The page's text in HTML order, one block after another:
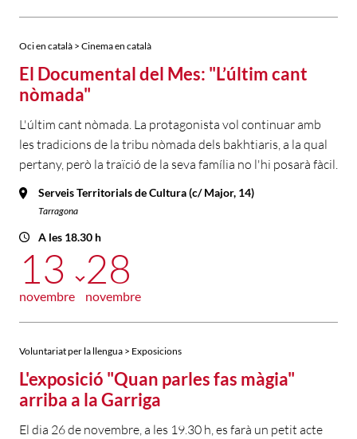
Oci en català > Cinema en català
El Documental del Mes: "L’últim cant
nòmada"
L'últim cant nòmada. La protagonista vol continuar amb
les tradicions de la tribu nòmada dels bakhtiaris, a la qual
pertany, però la traïció de la seva família no l'hi posarà fàcil.
Serveis Territorials de Cultura (c/ Major, 14)
Tarragona
A les 18.30 h
13
novembre
28
novembre
Voluntariat per la llengua > Exposicions
L'exposició "Quan parles fas màgia"
arriba a la Garriga
El dia 26 de novembre, a les 19.30 h, es farà un petit acte